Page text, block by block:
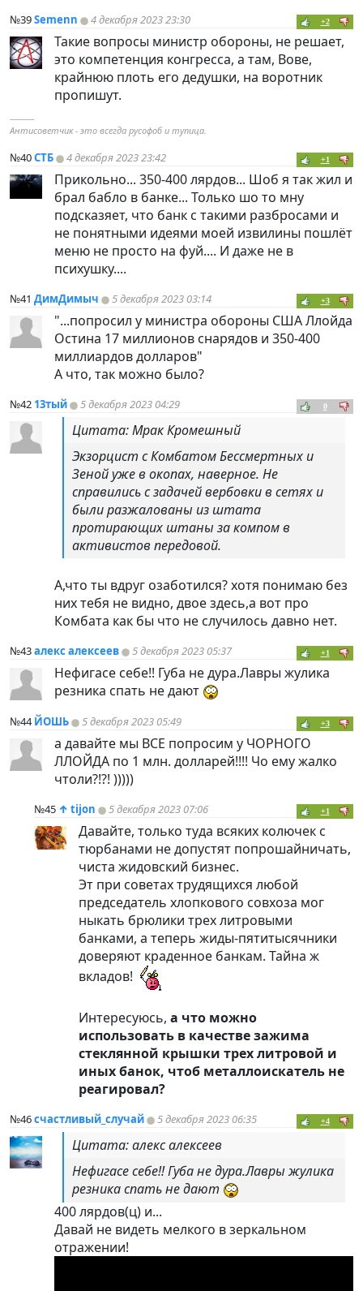
№39Semenn 4 декабря 2023 23:30 +2
Такие вопросы министр обороны, не решает,
это компетенция конгресса, а там, Вове,
крайнюю плоть его дедушки, на воротник
пропишут.
----------
Антисоветчик - это всегда русофоб и тупица.
№40СТБ 4 декабря 2023 23:42 +1
Прикольно... 350-400 лярдов... Шоб я так жил и
брал бабло в банке... Только шо то мну
подсказяет, что банк с такими разбросами и
не понятными идеями моей извилины пошлёт
меню не просто на фуй.... И даже не в
психушку....
№41 ДимДимыч 5 декабря 2023 03:14 +3
"...попросил у министра обороны США Ллойда
Остина 17 миллионов снарядов и 350-400
миллиардов долларов"
А что, так можно было?
№42 13тый 5 декабря 2023 04:29 0
Цитата: Мрак Кромешный
Экзорцист с Комбатом Бессмертных и
Зеной уже в окопах, наверное. Не
справились с задачей вербовки в сетях и
были разжалованы из штата
протирающих штаны за компом в
активистов передовой.
А,что ты вдруг озаботился? хотя понимаю без
них тебя не видно, двое здесь,а вот про
Комбата как бы что не случилось давно нет.
№43алекс алексеев 5 декабря 2023 05:37 +1
Нефигасе себе!! Губа не дура.Лавры жулика
резника спать не дают
№44ЙОШЬ 5 декабря 2023 05:49 +3
а давайте мы ВСЕ попросим у ЧОРНОГО
ЛЛОЙДА по 1 млн. долларей!!!! Чо ему жалко
чтоли?!?! )))))
№45 ↑ tijon 5 декабря 2023 07:06 +1
Давайте, только туда всяких колючек с
тюрбанами не допустят попрошайничать,
чиста жидовский бизнес.
Эт при советах трудящихся любой
председатель хлопкового совхоза мог
ныкать брюлики трех литровыми
банками, а теперь жиды-пятитысячники
доверяют краденное банкам. Тайна ж
вкладов!
Интересуюсь, а что можно
использовать в качестве зажима
стеклянной крышки трех литровой и
иных банок, чтоб металлоискатель не
реагировал?
№46счастливый_случай 5 декабря 2023 06:35 +4
Цитата: алекс алексеев
Нефигасе себе!! Губа не дура.Лавры жулика
резника спать не дают
400 лярдов(ц) и...
Давай не видеть мелкого в зеркальном
отражении!